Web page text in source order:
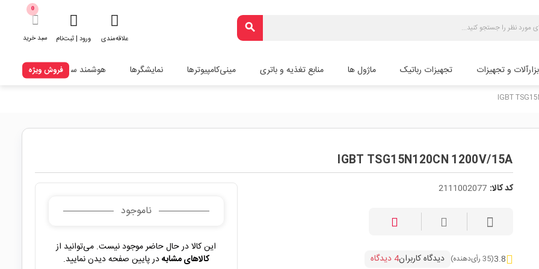
search
علاقه‌مندی ورود | ثبت‌نام
0
سبد خرید
و تجهیزات تجهیزات رباتیک ماژول ها منابع تغذیه و باتری مینی‌کامپیوترها نمایشگرها هوشمند سازیفروش ویژه
IGBT
IGBT TSG15N120CN 1200V/15A
کد کالا: 2111002077
3.8(35 رأی‌دهنده) دیدگاه کاربران4 دیدگاه
ناموجود
این کالا در حال حاضر موجود نیست. می‌توانید از
کالاهای مشابهدر پایین صفحه دیدن نمایید.